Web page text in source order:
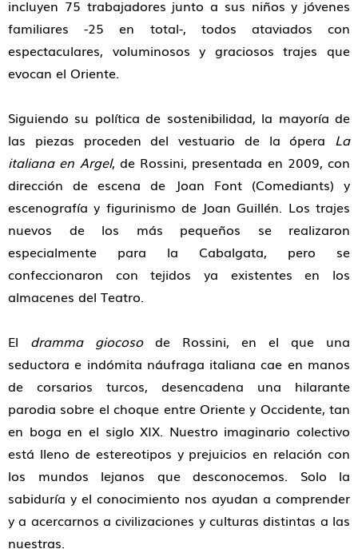
incluyen 75 trabajadores junto a sus niños y jóvenes
familiares -25 en total-, todos ataviados con
espectaculares, voluminosos y graciosos trajes que
evocan el Oriente.
Siguiendo su política de sostenibilidad, la mayoría de
las piezas proceden del vestuario de la ópera La
italiana en Argel, de Rossini, presentada en 2009, con
dirección de escena de Joan Font (Comediants) y
escenografía y figurinismo de Joan Guillén. Los trajes
nuevos de los más pequeños se realizaron
especialmente para la Cabalgata, pero se
confeccionaron con tejidos ya existentes en los
almacenes del Teatro.
El dramma giocosode Rossini, en el que una
seductora e indómita náufraga italiana cae en manos
de corsarios turcos, desencadena una hilarante
parodia sobre el choque entre Oriente y Occidente, tan
en boga en el siglo XIX. Nuestro imaginario colectivo
está lleno de estereotipos y prejuicios en relación con
los mundos lejanos que desconocemos. Solo la
sabiduría y el conocimiento nos ayudan a comprender
y a acercarnos a civilizaciones y culturas distintas a las
nuestras.